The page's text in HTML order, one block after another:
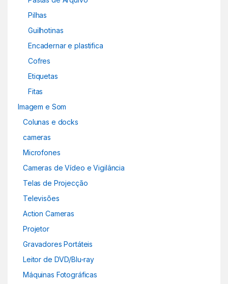
Pilhas
Guilhotinas
Encadernar e plastifica
Cofres
Etiquetas
Fitas
Imagem e Som
Colunas e docks
cameras
Microfones
Cameras de Vídeo e Vigilância
Telas de Projecção
Televisões
Action Cameras
Projetor
Gravadores Portáteis
Leitor de DVD/Blu-ray
Máquinas Fotográficas